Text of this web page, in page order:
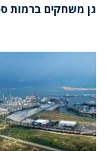
גן משחקים ברמות ספיר